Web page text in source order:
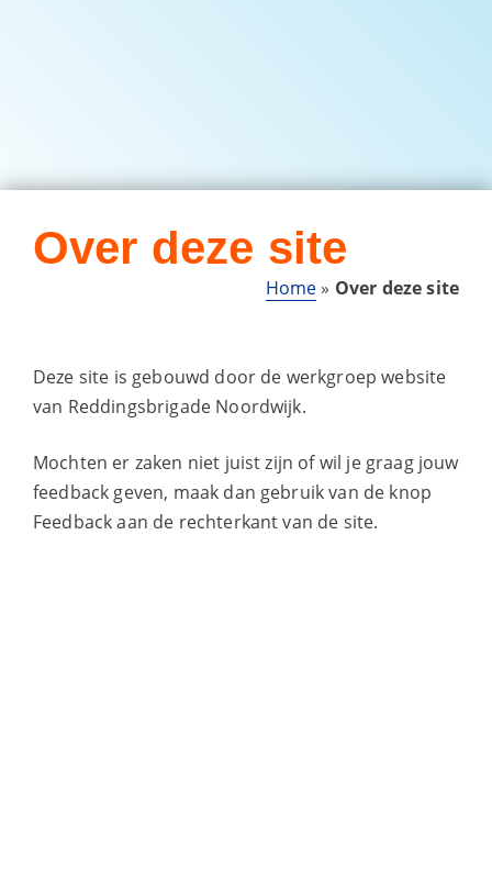
Over deze site
Home » Over deze site
Deze site is gebouwd door de werkgroep website
van Reddingsbrigade Noordwijk.
Mochten er zaken niet juist zijn of wil je graag jouw
feedback geven, maak dan gebruik van de knop
Feedback aan de rechterkant van de site.